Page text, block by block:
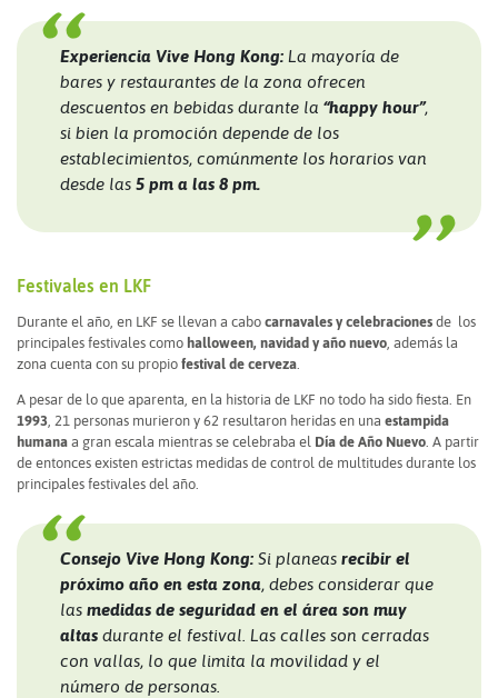
Experiencia Vive Hong Kong: La mayoría de
bares y restaurantes de la zona ofrecen
descuentos en bebidas durante la “happy hour”,
si bien la promoción depende de los
establecimientos, comúnmente los horarios van
desde las 5 pm a las 8 pm.
Festivales en LKF
Durante el año, en LKF se llevan a cabo carnavales y celebraciones de los
principales festivales como halloween, navidad y año nuevo, además la
zona cuenta con su propio festival de cerveza.
A pesar de lo que aparenta, en la historia de LKF no todo ha sido fiesta. En
1993, 21 personas murieron y 62 resultaron heridas en una estampida
humana a gran escala mientras se celebraba el Día de Año Nuevo. A partir
de entonces existen estrictas medidas de control de multitudes durante los
principales festivales del año.
Consejo Vive Hong Kong: Si planeas recibir el
próximo año en esta zona, debes considerar que
las medidas de seguridad en el área son muy
altas durante el festival. Las calles son cerradas
con vallas, lo que limita la movilidad y el
número de personas.